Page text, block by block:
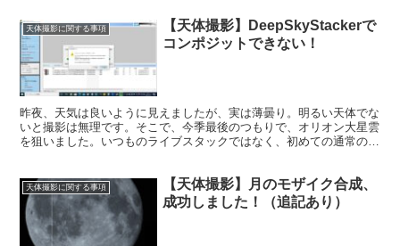
天体撮影に関する事項
【天体撮影】DeepSkyStackerで
コンポジットできない！
昨夜、天気は良いように見えましたが、実は薄曇り。明るい天体でな
いと撮影は無理です。そこで、今季最後のつもりで、オリオン大星雲
を狙いました。いつものライブスタックではなく、初めての通常のコ
天体撮影に関する事項
【天体撮影】月のモザイク合成、
成功しました！（追記あり）